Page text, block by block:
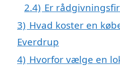
2.4) Er
3) Hvad koster en
Everdrup
4) Hvorfor vælge en